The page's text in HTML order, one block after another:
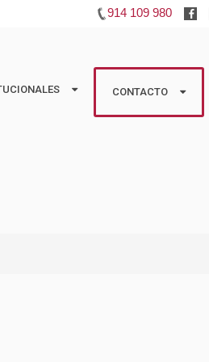
914 109 980
CONTACTO
CONTACTO